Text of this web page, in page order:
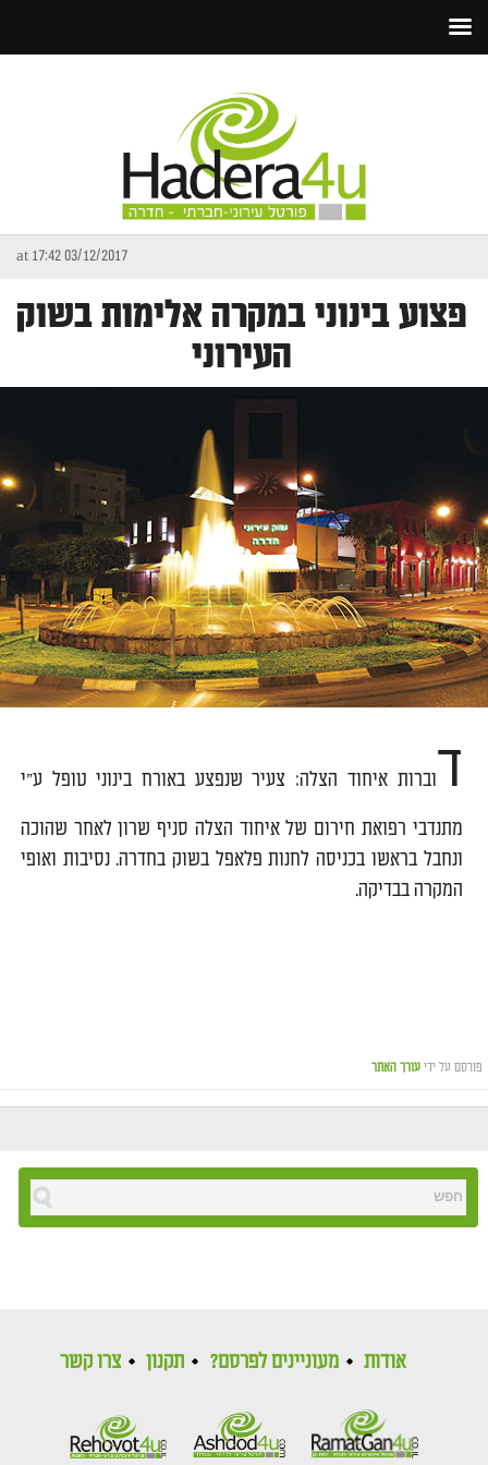
03/12/2017 at 17:42
פצוע בינוני במקרה אלימות בשוק
העירוני
דוברות איחוד הצלה: צעיר שנפצע באורח בינוני טופל ע"י
מתנדבי רפואת חירום של איחוד הצלה סניף שרון לאחר שהוכה
ונחבל בראשו בכניסה לחנות פלאפל בשוק בחדרה. נסיבות ואופי
המקרה בבדיקה.
פורסם על ידי עורך האתר
אודות מעוניינים לפרסם? תקנון צרו קשר